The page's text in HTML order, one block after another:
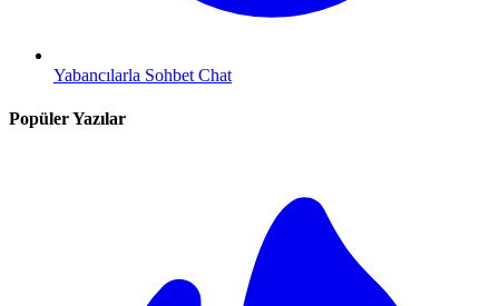
Yabancılarla Sohbet Chat
Popüler Yazılar